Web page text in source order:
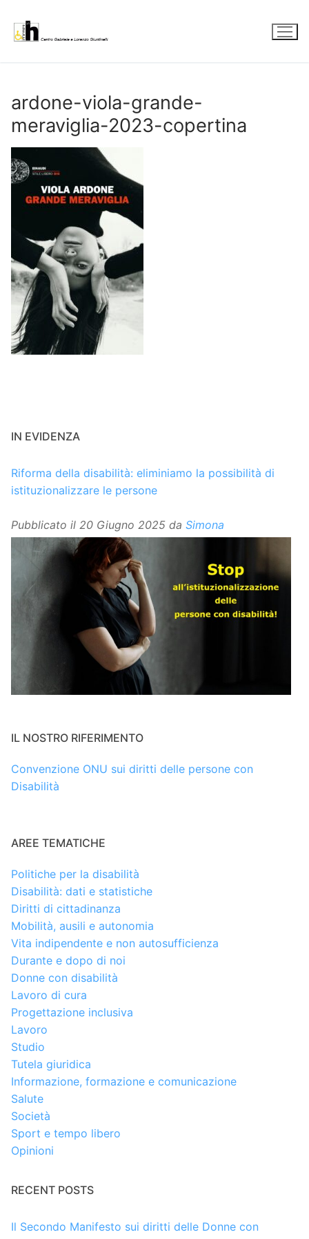
contenuto
ardone-viola-grande-
meraviglia-2023-copertina
IN EVIDENZA
Riforma della disabilità: eliminiamo la possibilità di
istituzionalizzare le persone
Pubblicato il 20 Giugno 2025 da Simona
IL NOSTRO RIFERIMENTO
Convenzione ONU sui diritti delle persone con
Disabilità
AREE TEMATICHE
Politiche per la disabilità
Disabilità: dati e statistiche
Diritti di cittadinanza
Mobilità, ausili e autonomia
Vita indipendente e non autosufficienza
Durante e dopo di noi
Donne con disabilità
Lavoro di cura
Progettazione inclusiva
Lavoro
Studio
Tutela giuridica
Informazione, formazione e comunicazione
Salute
Società
Sport e tempo libero
Opinioni
RECENT POSTS
Il Secondo Manifesto sui diritti delle Donne con